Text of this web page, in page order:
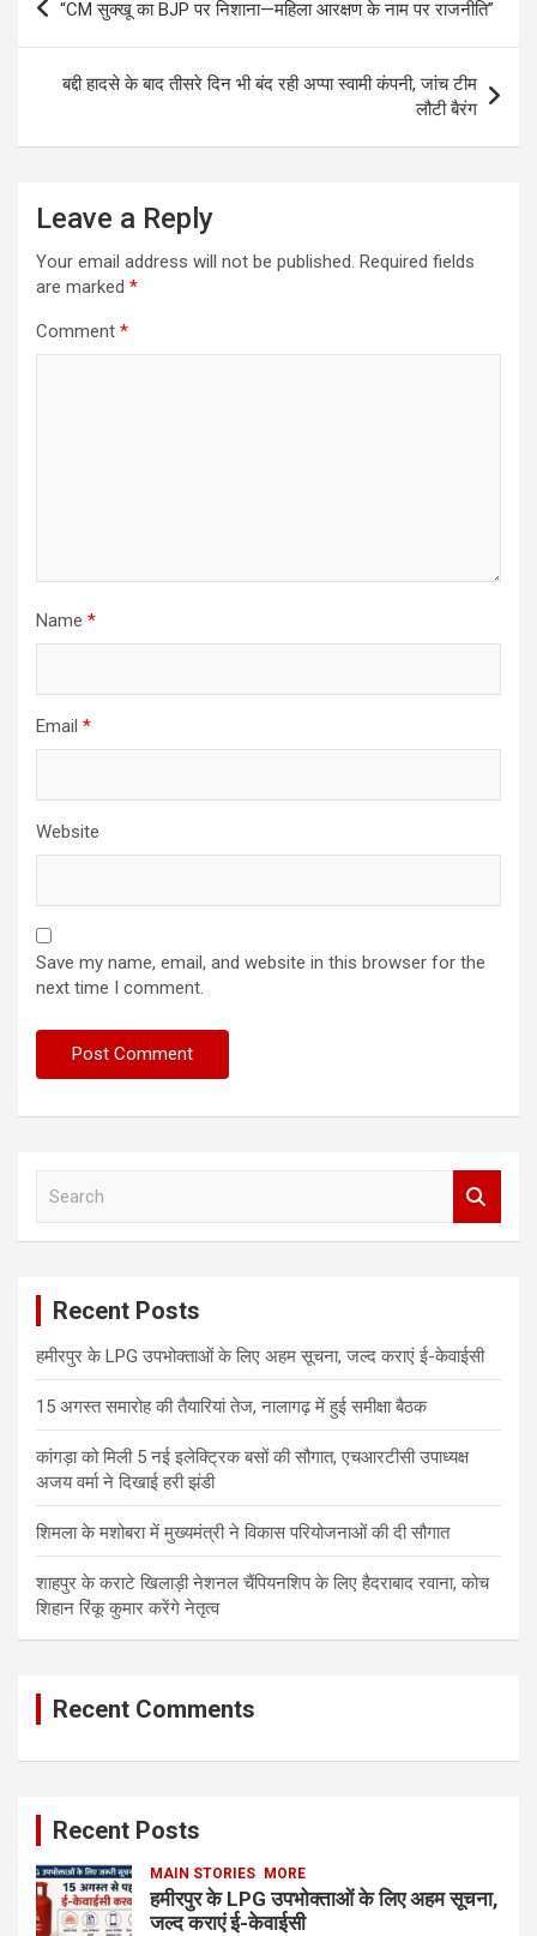
navigation
“CM सुक्खू का BJP पर निशाना—महिला आरक्षण के नाम पर राजनीति”
बद्दी हादसे के बाद तीसरे दिन भी बंद रही अप्पा स्वामी कंपनी, जांच टीम
लौटी बैरंग
Leave a Reply
Your email address will not be published. Required fields
are marked *
Comment *
Name *
Email *
Website
Save my name, email, and website in this browser for the
next time I comment.
Recent Posts
हमीरपुर के LPG उपभोक्ताओं के लिए अहम सूचना, जल्द कराएं ई-केवाईसी
15 अगस्त समारोह की तैयारियां तेज, नालागढ़ में हुई समीक्षा बैठक
कांगड़ा को मिली 5 नई इलेक्ट्रिक बसों की सौगात, एचआरटीसी उपाध्यक्ष
अजय वर्मा ने दिखाई हरी झंडी
शिमला के मशोबरा में मुख्यमंत्री ने विकास परियोजनाओं की दी सौगात
शाहपुर के कराटे खिलाड़ी नेशनल चैंपियनशिप के लिए हैदराबाद रवाना, कोच
शिहान रिंकू कुमार करेंगे नेतृत्व
Recent Comments
Recent Posts
MAIN STORIES MORE
हमीरपुर के LPG उपभोक्ताओं के लिए अहम सूचना,
जल्द कराएं ई-केवाईसी